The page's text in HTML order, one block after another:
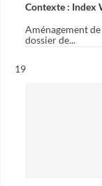
Contexte : Index
Aménagement
dossier de...
Résultat n°
19